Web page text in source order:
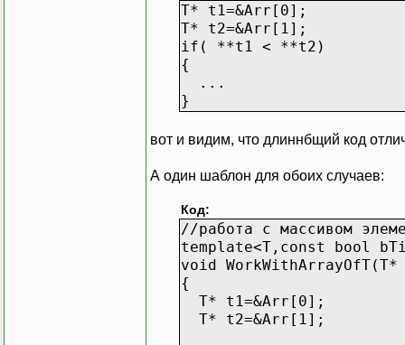
T* t1=&Arr[0];
T* t2=&Arr[1];
if( **t1 < **t2)
{
...
}
вот и видим, что длиннбщий код
А один шаблон для обоих случаев:
Код:
//работа с массивом
template<T,const bool
void WorkWithArrayOfT(T*
{
T* t1=&Arr[0];
T* t2=&Arr[1];